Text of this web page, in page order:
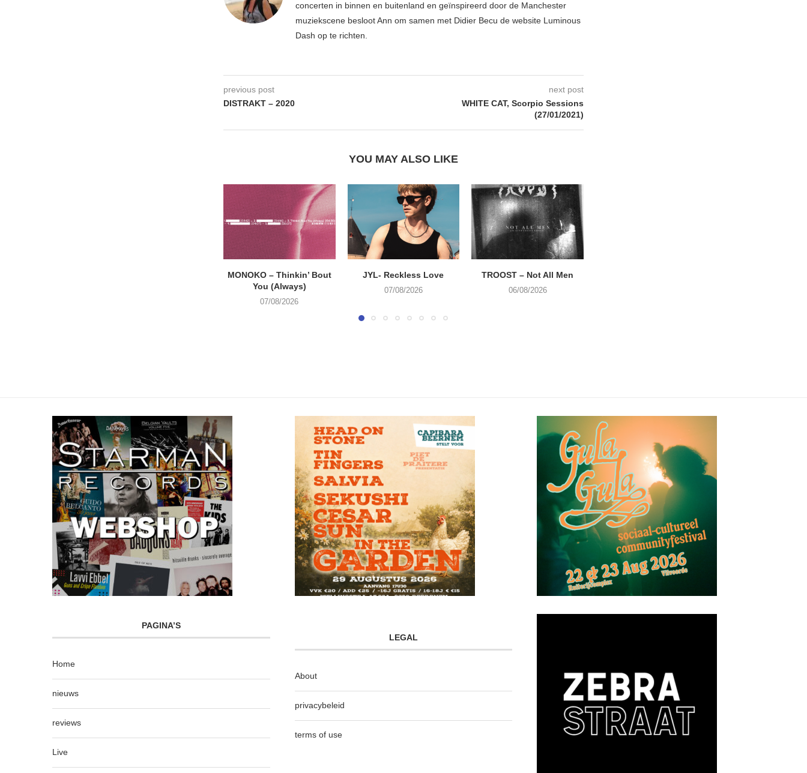
concerten in binnen en buitenland en geïnspireerd door de Manchester
muziekscene besloot Ann om samen met Didier Becu de website Luminous
Dash op te richten.
previous post
DISTRAKT – 2020
next post
WHITE CAT, Scorpio Sessions
(27/01/2021)
YOU MAY ALSO LIKE
MONOKO – Thinkin’ Bout
You (Always)
07/08/2026
JYL- Reckless Love
07/08/2026
TROOST – Not All Men
06/08/2026
PAGINA’S
Home
nieuws
reviews
Live
LEGAL
About
privacybeleid
terms of use